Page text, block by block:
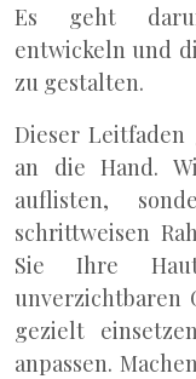
Es geht
entwickeln und
zu gestalten.
Dieser Leitfaden
an die Hand.
auflisten,
schrittweisen
Sie Ihre
unverzichtbaren
gezielt
anpassen.